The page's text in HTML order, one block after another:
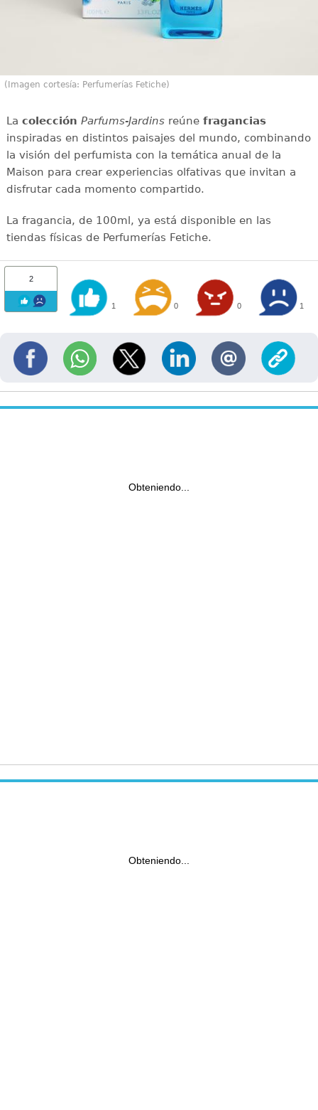
(Imagen cortesía: Perfumerías Fetiche)
La colección Parfums-Jardinsreúne fragancias
inspiradas en distintos paisajes del mundo, combinando
la visión del perfumista con la temática anual de la
Maison para crear experiencias olfativas que invitan a
disfrutar cada momento compartido.
La fragancia, de 100ml, ya está disponible en las
tiendas físicas de Perfumerías Fetiche.
2
1 0 0 1
Obteniendo...
Obteniendo...